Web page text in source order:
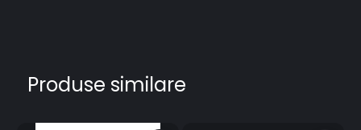
Produse similare